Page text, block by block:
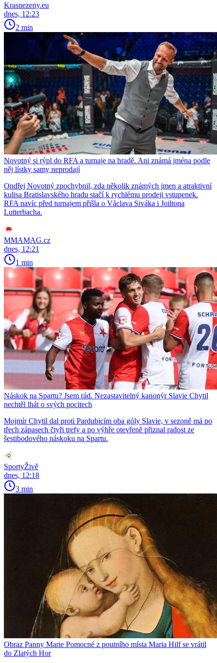
Krasnezeny.eu
dnes, 12:23
2 min
Novotný si rýpl do RFA a turnaje na hradě. Ani známá jména podle
něj lístky samy neprodají
Ondřej Novotný zpochybnil, zda několik známých jmen a atraktivní
kulisa Bratislavského hradu stačí k rychlému prodeji vstupenek.
RFA navíc před turnajem přišla o Václava Siváka i Joiltona
Lutterbacha.
MMAMAG.cz
dnes, 12:21
1 min
Náskok na Spartu? Jsem rád. Nezastavitelný kanonýr Slavie Chytil
nechtěl lhát o svých pocitech
Mojmír Chytil dal proti Pardubicím oba góly Slavie, v sezoně má po
třech zápasech čtyři trefy a po výhře otevřeně přiznal radost ze
šestibodového náskoku na Spartu.
SportyŽivě
dnes, 12:18
3 min
Obraz Panny Marie Pomocné z poutního místa Maria Hilf se vrátil
do Zlatých Hor